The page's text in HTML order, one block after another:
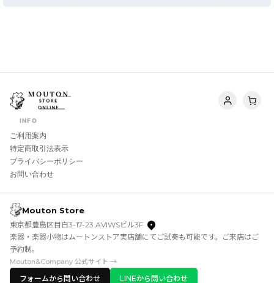
INFO
ご利用案内
特定商取引法表示
プライバシーポリシー
お問い合わせ
Mouton Store
東京都豊島区目白3-17-23 AVIWSビル3F
楽器・楽器小物はムートンストア実店舗にてご試奏も可能です。ご来店はご
予約制。
Mouton&Company 公式サイト →
フォームから問い合わせ LINEから問い合わせ